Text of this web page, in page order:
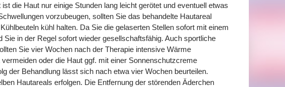
die Haut nur einige Stunden lang leicht gerötet und eventuell etwas
vorzubeugen, sollten Sie das behandelte Hautareal
kühl halten. Da Sie die gelaserten Stellen sofort mit einem
in der Regel sofort wieder gesellschaftsfähig. Auch sportliche
Sie vier Wochen nach der Therapie intensive Wärme
oder die Haut ggf. mit einer Sonnenschutzcreme
der Behandlung lässt sich nach etwa vier Wochen beurteilen.
Hautareals erfolgen. Die Entfernung der störenden Äderchen